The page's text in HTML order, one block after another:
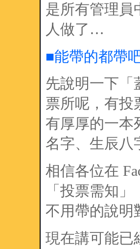
是所有管理員
人做了…
■能帶的都帶
先說明一下「
票所呢，有投
有厚厚的一本
名字、生辰八
相信各位在
「投票需知
不用帶的說明
現在講可能已